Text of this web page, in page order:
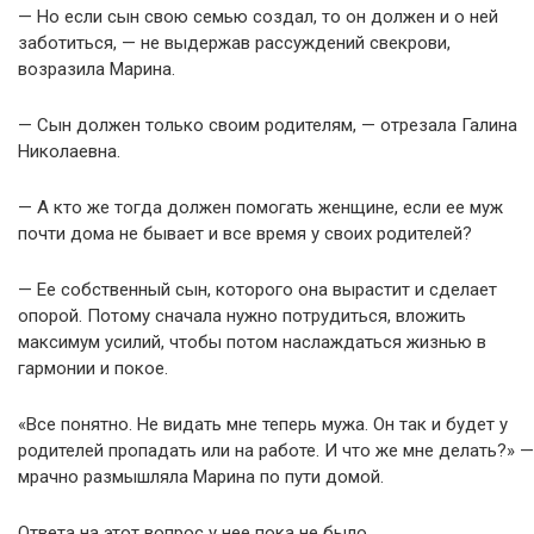
— Но если сын свою семью создал, то он должен и о ней
заботиться, — не выдержав рассуждений свекрови,
возразила Марина.
— Сын должен только своим родителям, — отрезала Галина
Николаевна.
— А кто же тогда должен помогать женщине, если ее муж
почти дома не бывает и все время у своих родителей?
— Ее собственный сын, которого она вырастит и сделает
опорой. Потому сначала нужно потрудиться, вложить
максимум усилий, чтобы потом наслаждаться жизнью в
гармонии и покое.
«Все понятно. Не видать мне теперь мужа. Он так и будет у
родителей пропадать или на работе. И что же мне делать?» —
мрачно размышляла Марина по пути домой.